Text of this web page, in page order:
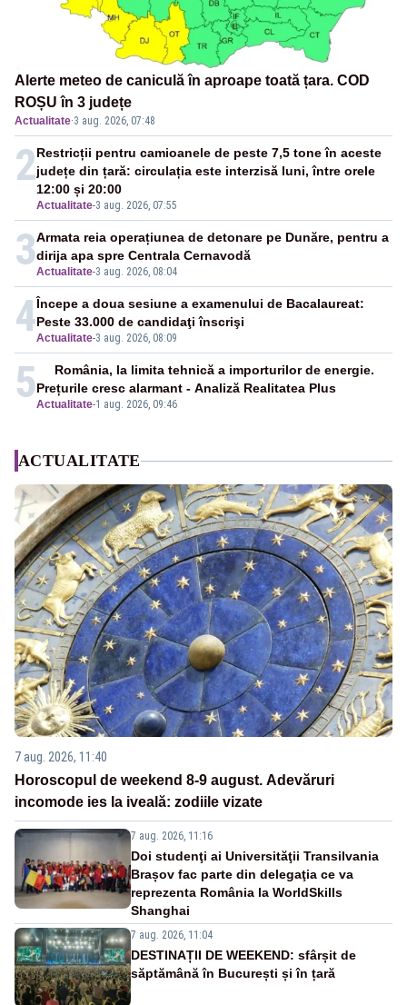
Alerte meteo de caniculă în aproape toată țara. COD
ROȘU în 3 județe
Actualitate·3 aug. 2026, 07:48
2
Actualitate-3 aug. 2026, 07:55
Restricții pentru camioanele de peste 7,5 tone în aceste
județe din țară: circulația este interzisă luni, între orele
12:00 și 20:00
3Actualitate-3 aug. 2026, 08:04
Armata reia operațiunea de detonare pe Dunăre, pentru a
dirija apa spre Centrala Cernavodă
4Actualitate-3 aug. 2026, 08:09
Începe a doua sesiune a examenului de Bacalaureat:
Peste 33.000 de candidaţi înscrişi
5Actualitate-1 aug. 2026, 09:46
România, la limita tehnică a importurilor de energie.
Prețurile cresc alarmant - Analiză Realitatea Plus
ACTUALITATE
7 aug. 2026, 11:40
Horoscopul de weekend 8-9 august. Adevăruri
incomode ies la iveală: zodiile vizate
7 aug. 2026, 11:16
Doi studenţi ai Universităţii Transilvania
Brașov fac parte din delegaţia ce va
reprezenta România la WorldSkills
Shanghai
7 aug. 2026, 11:04
DESTINAȚII DE WEEKEND: sfârșit de
săptămână în București și în țară